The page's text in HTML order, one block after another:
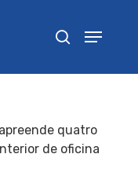
quatro
de oficina